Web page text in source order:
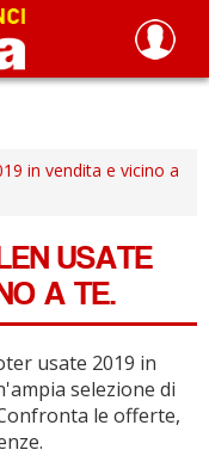
in vendita e vicino a
USATE
A TE.
usate 2019 in
selezione di
le offerte,